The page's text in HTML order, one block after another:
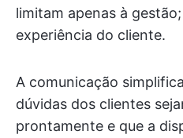
limitam apenas à
experiência do cliente.
A comunicação
dúvidas dos clientes
prontamente e que a